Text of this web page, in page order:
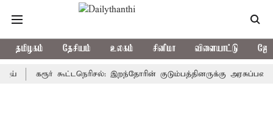
தமிழகம் தேசியம் உலகம் சினிமா விளையாட்டு
கரூர் கூட்டநெரிசல்: இறந்தோரின் குடும்பத்தினருக்கு அரசுப்பணி